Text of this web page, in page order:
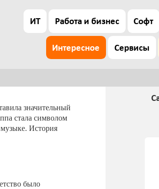
ИТ Работа и бизнес Софт
Интересное Сервисы
значительный
стала символом
История
было